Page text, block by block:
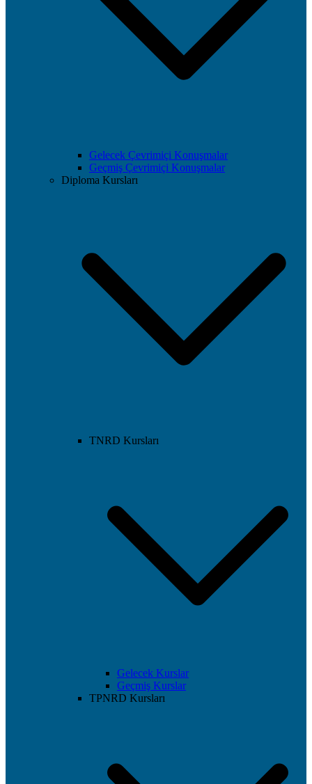
Gelecek Çevrimiçi Konuşmalar
Geçmiş Çevrimiçi Konuşmalar
Diploma Kursları
TNRD Kursları
Gelecek Kurslar
Geçmiş Kurslar
TPNRD Kursları